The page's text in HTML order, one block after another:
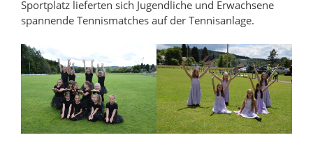
Sportplatz lieferten sich Jugendliche und Erwachsene
spannende Tennismatches auf der Tennisanlage.